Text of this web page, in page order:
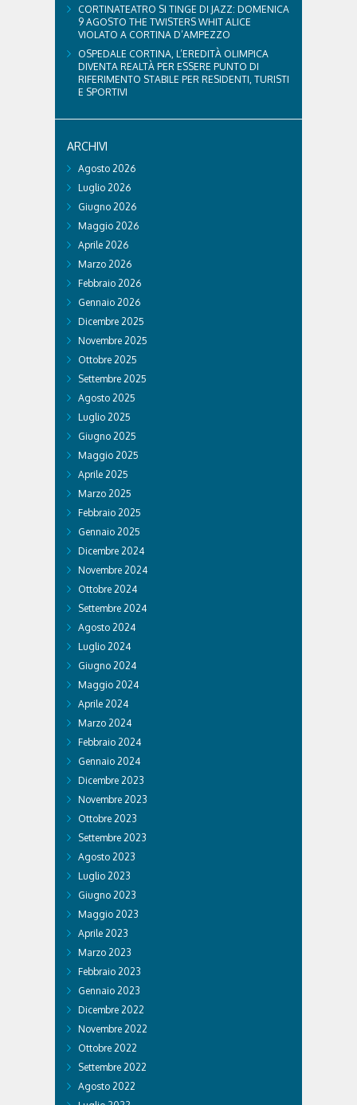
CORTINATEATRO SI TINGE DI JAZZ: DOMENICA
9 AGOSTO THE TWISTERS WHIT ALICE
VIOLATO A CORTINA D’AMPEZZO
OSPEDALE CORTINA, L’EREDITÀ OLIMPICA
DIVENTA REALTÀ PER ESSERE PUNTO DI
RIFERIMENTO STABILE PER RESIDENTI, TURISTI
E SPORTIVI
ARCHIVI
Agosto 2026
Luglio 2026
Giugno 2026
Maggio 2026
Aprile 2026
Marzo 2026
Febbraio 2026
Gennaio 2026
Dicembre 2025
Novembre 2025
Ottobre 2025
Settembre 2025
Agosto 2025
Luglio 2025
Giugno 2025
Maggio 2025
Aprile 2025
Marzo 2025
Febbraio 2025
Gennaio 2025
Dicembre 2024
Novembre 2024
Ottobre 2024
Settembre 2024
Agosto 2024
Luglio 2024
Giugno 2024
Maggio 2024
Aprile 2024
Marzo 2024
Febbraio 2024
Gennaio 2024
Dicembre 2023
Novembre 2023
Ottobre 2023
Settembre 2023
Agosto 2023
Luglio 2023
Giugno 2023
Maggio 2023
Aprile 2023
Marzo 2023
Febbraio 2023
Gennaio 2023
Dicembre 2022
Novembre 2022
Ottobre 2022
Settembre 2022
Agosto 2022